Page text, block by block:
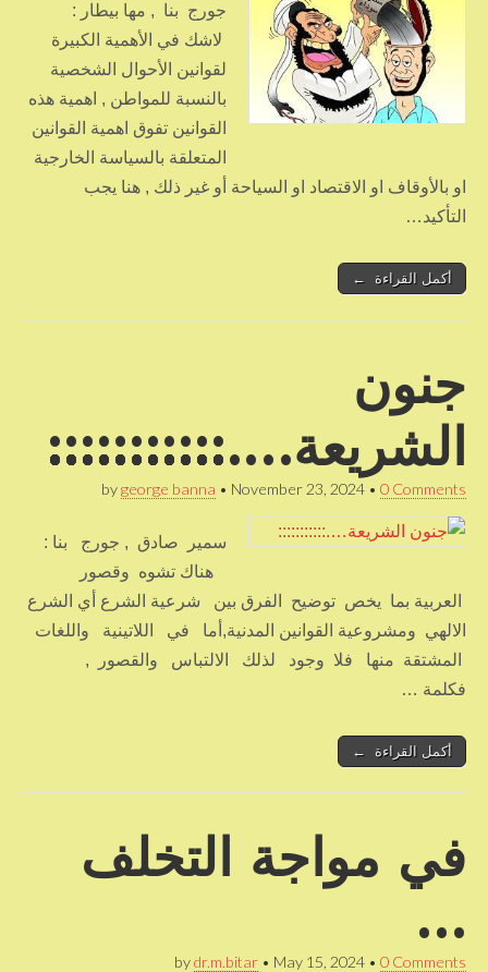
جورج بنا , مها بيطار :
لاشك في الأهمية الكبيرة
لقوانين الأحوال الشخصية
بالنسبة للمواطن , اهمية هذه
القوانين تفوق اهمية القوانين
المتعلقة بالسياسة الخارجية
او بالأوقاف او الاقتصاد او السياحة أو غير ذلك , هنا يجب
التأكيد…
أكمل القراءة ←
جنون
الشريعة….:::::::::::
bygeorge banna • November 23, 2024 • 0 Comments
سمير صادق , جورج بنا :
هناك تشوه وقصور
العربية بما يخص توضيح الفرق بين شرعية الشرع أي الشرع
الالهي ومشروعية القوانين المدنية,أما في اللاتينية واللغات
المشتقة منها فلا وجود لذلك الالتباس والقصور ,
فكلمة …
أكمل القراءة ←
في مواجة التخلف
…
bydr.m.bitar • May 15, 2024 • 0 Comments